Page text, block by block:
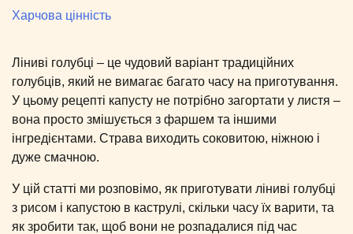
Харчова цінність
Ліниві голубці – це чудовий варіант традиційних
голубців, який не вимагає багато часу на приготування.
У цьому рецепті капусту не потрібно загортати у листя –
вона просто змішується з фаршем та іншими
інгредієнтами. Страва виходить соковитою, ніжною і
дуже смачною.
У цій статті ми розповімо, як приготувати ліниві голубці
з рисом і капустою в каструлі, скільки часу їх варити, та
як зробити так, щоб вони не розпадалися під час